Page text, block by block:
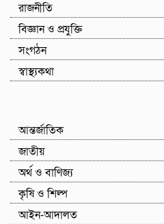
রাজনীতি
বিজ্ঞান ও প্রযুক্তি
সংগঠন
স্বাস্থ্যকথা
আন্তর্জাতিক
জাতীয়
অর্থ ও বাণিজ্য
কৃষি ও শিল্প
আইন-আদালত